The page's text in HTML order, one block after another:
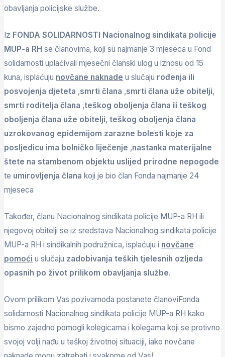
obavljanja policijske službe.
Iz FONDA SOLIDARNOSTI Nacionalnog sindikata policije
MUP-a RH se članovima, koji su najmanje 3 mjeseca u Fond
solidarnosti uplaćivali mjesečni članski ulog u iznosu od 15
kuna, isplaćuju novčane naknade u slučaju rođenja ili
posvojenja djeteta ,smrti člana ,smrti člana uže obitelji,
smrti roditelja člana ,teškog oboljenja člana iliteškog
oboljenja člana uže obitelji,teškog oboljenja člana
uzrokovanog epidemijom zarazne bolesti koje za
posljedicu ima bolničko liječenje ,nastanka materijalne
štete na stambenom objektu uslijed prirodne nepogode
te umirovljenja članakoji je bio član Fonda najmanje 24
mjeseca
Također, članu Nacionalnog sindikata policije MUP-a RH ili
njegovoj obitelji se iz sredstava Nacionalnog sindikata policije
MUP-a RH i sindikalnih podružnica, isplaćuju i novčane
pomoći u slučaju zadobivanja teških tjelesnih ozljeda
opasnih po život prilikom obavljanja službe.
Ovom prilikom Vas pozivamoda postanete članoviFonda
solidarnosti Nacionalnog sindikata policije MUP-a RH kako
bismo zajedno pomogli kolegicama i kolegama koji se protivno
svojoj volji nađu u teškoj životnoj situaciji, iako novčane